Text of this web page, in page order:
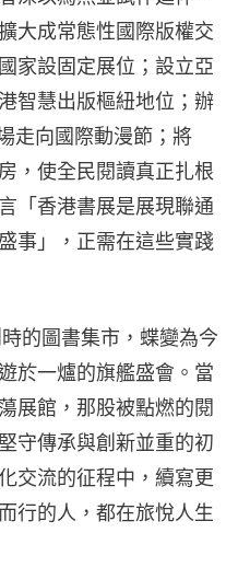
大成常態性國際版權交
家設固定展位；設立亞
智慧出版樞紐地位；辦
走向國際動漫節；將
，使全民閱讀真正扎根
「香港書展是展現聯通
事」，正需在這些實踐
的圖書集市，蝶變為今
於一爐的旗艦盛會。當
展館，那股被點燃的閱
守傳承與創新並重的初
交流的征程中，續寫更
行的人，都在旅悅人生